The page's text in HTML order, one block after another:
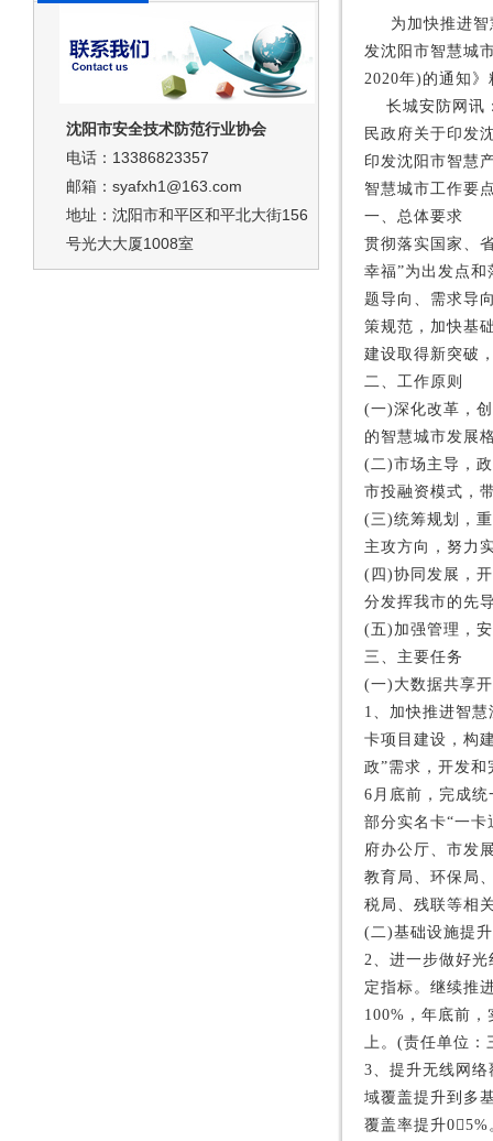
沈阳市安全技术防范行业协会
电话：13386823357
邮箱：syafxh1@163.com
地址：沈阳市和平区和平北大街156
号光大大厦1008室
为加快推进
发沈阳市智慧城
2020年)的通知
长城安防网讯
民政府关于印发
印发沈阳市智慧
智慧城市工作要
一、总体要求
贯彻落实国家、
幸福”为出发点
题导向、需求导
策规范，加快基
建设取得新突破
二、工作原则
(一)深化改革，
的智慧城市发展
(二)市场主导，
市投融资模式，
(三)统筹规划，
主攻方向，努力
(四)协同发展，
分发挥我市的先
(五)加强管理，
三、主要任务
(一)大数据共享
1、加快推进智
卡项目建设，构
政”需求，开发
6月底前，完成
部分实名卡“一
府办公厅、市发
教育局、环保局
税局、残联等相
(二)基础设施提
2、进一步做好
定指标。继续推
100%，年底前
上。(责任单位
3、提升无线网
域覆盖提升到多
覆盖率提升